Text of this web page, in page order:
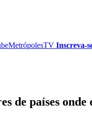
MetrópolesTV Inscreva-
de países onde